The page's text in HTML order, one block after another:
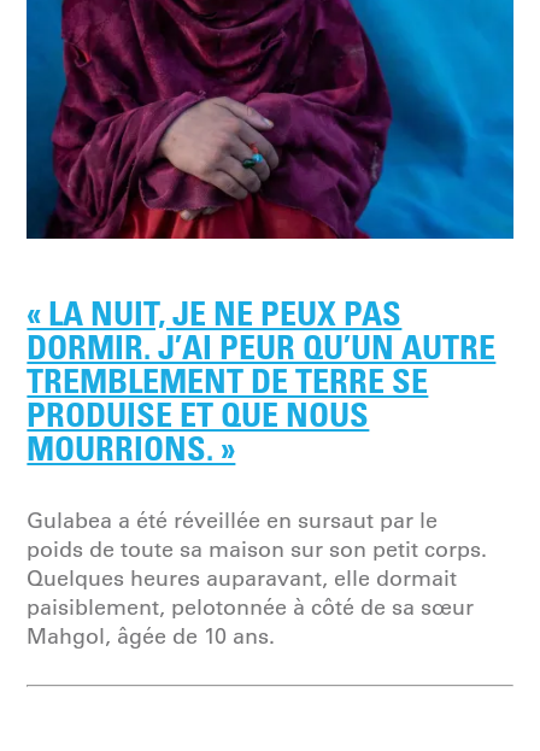
« LA NUIT, JE NE PEUX PAS
DORMIR. J’AI PEUR QU’UN AUTRE
TREMBLEMENT DE TERRE SE
PRODUISE ET QUE NOUS
MOURRIONS. »
Gulabea a été réveillée en sursaut par le
poids de toute sa maison sur son petit corps.
Quelques heures auparavant, elle dormait
paisiblement, pelotonnée à côté de sa sœur
Mahgol, âgée de 10 ans.